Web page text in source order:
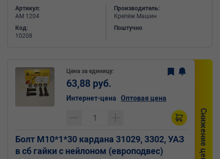
Артикул:
АМ 1204
Код:
10208
Производитель:
Крепёж Машин
Поштучно
Снижение цены
Болт М10*1*30 кардана 31029, 3302, УАЗ
в сб гайки с нейлоном (европодвес)
Цена за единицу:
63,88 руб.
Интернет-цена Оптовая цена